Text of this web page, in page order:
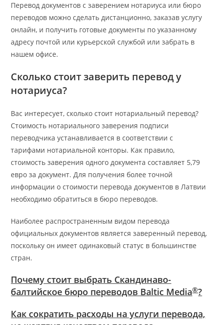
Перевод документов с заверением нотариуса или бюро
переводов можно сделать дистанционно, заказав услугу
онлайн, и получить готовые документы по указанному
адресу почтой или курьерской службой или забрать в
нашем офисе.
Сколько стоит заверить перевод у
нотариуса?
Вас интересует, сколько стоит нотариальный перевод?
Стоимость нотариального заверения подписи
переводчика устанавливается в соответствии с
тарифами нотариальной конторы. Как правило,
стоимость заверения одного документа составляет 5,79
евро за документ. Для получения более точной
информации о стоимости перевода документов в Латвии
необходимо обратиться в бюро переводов.
Наиболее распространенным видом перевода
официальных документов является заверенный перевод,
поскольку он имеет одинаковый статус в большинстве
стран.
Почему стоит выбрать Скандинаво-
балтийское бюро переводов Baltic Media®?
Как сократить расходы на услуги перевода,